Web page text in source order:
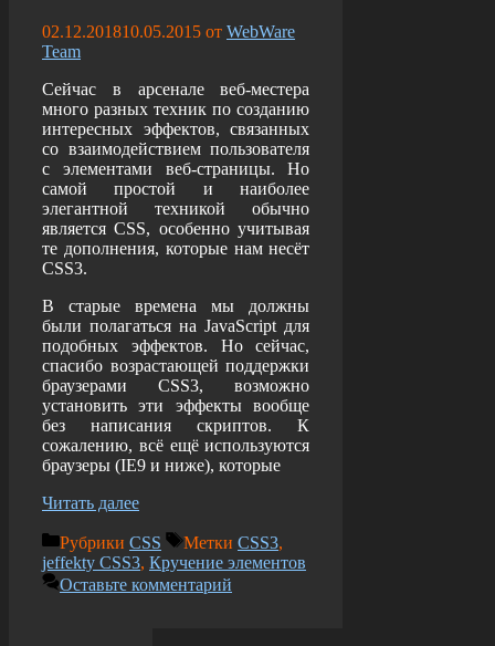
02.12.201810.05.2015 от WebWare
Team
Сейчас в арсенале веб-местера
много разных техник по созданию
интересных эффектов, связанных
со взаимодействием пользователя
с элементами веб-страницы. Но
самой простой и наиболее
элегантной техникой обычно
является CSS, особенно учитывая
те дополнения, которые нам несёт
CSS3.
В старые времена мы должны
были полагаться на JavaScript для
подобных эффектов. Но сейчас,
спасибо возрастающей поддержки
браузерами CSS3, возможно
установить эти эффекты вообще
без написания скриптов. К
сожалению, всё ещё используются
браузеры (IE9 и ниже), которые
Читать далее
Рубрики CSS Метки CSS3,
jeffekty CSS3, Кручение элементов
Оставьте комментарий